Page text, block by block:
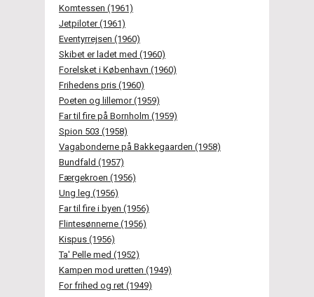
Komtessen (1961)
Jetpiloter (1961)
Eventyrrejsen (1960)
Skibet er ladet med (1960)
Forelsket i København (1960)
Frihedens pris (1960)
Poeten og lillemor (1959)
Far til fire på Bornholm (1959)
Spion 503 (1958)
Vagabonderne på Bakkegaarden (1958)
Bundfald (1957)
Færgekroen (1956)
Ung leg (1956)
Far til fire i byen (1956)
Flintesønnerne (1956)
Kispus (1956)
Ta' Pelle med (1952)
Kampen mod uretten (1949)
For frihed og ret (1949)